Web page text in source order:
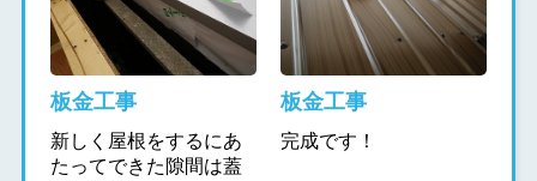
板金工事
新しく屋根をするにあ
たってできた隙間は蓋
板金工事
完成です！